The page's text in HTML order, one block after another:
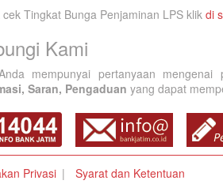
cek Tingkat Bunga Penjaminan LPS klik di
Kami
mempunyai pertanyaan
Saran, Pengaduan yang dapat
Privasi Syarat dan Ketentuan